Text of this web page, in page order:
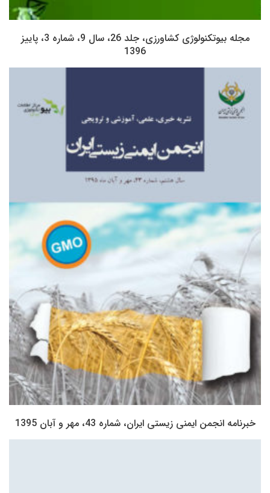
مجله بیوتکنولوژی کشاورزی، جلد 26، سال 9، شماره 3، پاییز
1396
خبرنامه انجمن ایمنی زیستی ایران، شماره 43، مهر و آبان 1395